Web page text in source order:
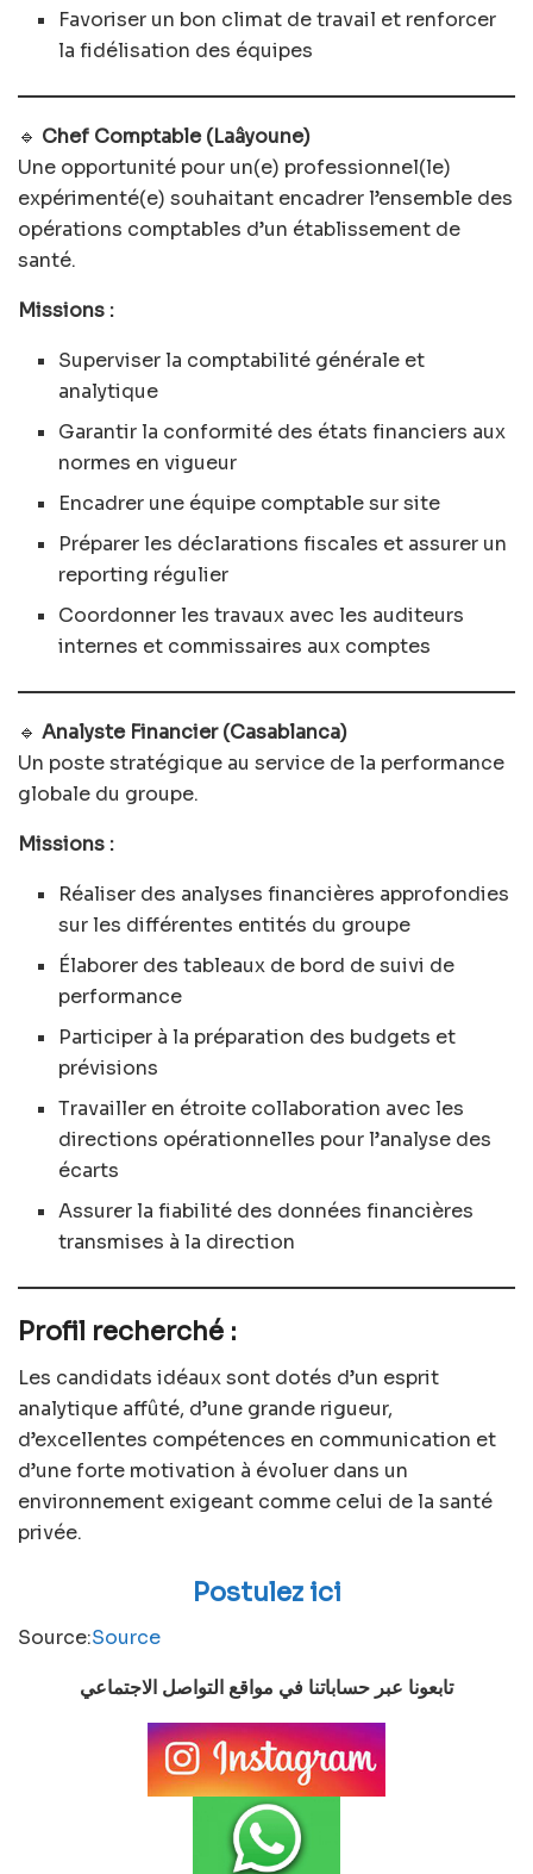
Favoriser un bon climat de travail et renforcer
la fidélisation des équipes
🔹 Chef Comptable (Laâyoune)
Une opportunité pour un(e) professionnel(le)
expérimenté(e) souhaitant encadrer l’ensemble des
opérations comptables d’un établissement de
santé.
Missions :
Superviser la comptabilité générale et
analytique
Garantir la conformité des états financiers aux
normes en vigueur
Encadrer une équipe comptable sur site
Préparer les déclarations fiscales et assurer un
reporting régulier
Coordonner les travaux avec les auditeurs
internes et commissaires aux comptes
🔹 Analyste Financier (Casablanca)
Un poste stratégique au service de la performance
globale du groupe.
Missions :
Réaliser des analyses financières approfondies
sur les différentes entités du groupe
Élaborer des tableaux de bord de suivi de
performance
Participer à la préparation des budgets et
prévisions
Travailler en étroite collaboration avec les
directions opérationnelles pour l’analyse des
écarts
Assurer la fiabilité des données financières
transmises à la direction
Profil recherché :
Les candidats idéaux sont dotés d’un esprit
analytique affûté, d’une grande rigueur,
d’excellentes compétences en communication et
d’une forte motivation à évoluer dans un
environnement exigeant comme celui de la santé
privée.
Postulez ici
Source:Source
تابعونا عبر حساباتنا في مواقع التواصل الاجتماعي